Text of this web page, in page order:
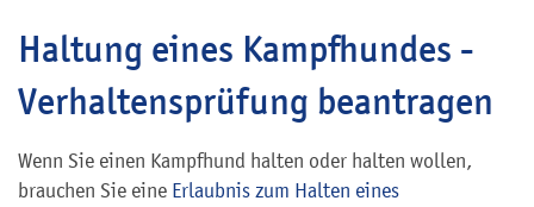
Haltung eines Kampfhundes -
Verhaltensprüfung beantragen
Wenn Sie einen Kampfhund halten oder halten wollen,
brauchen Sie eine Erlaubnis zum Halten eines